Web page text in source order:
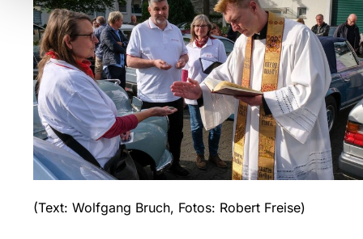
(Text: Wolfgang Bruch, Fotos: Robert Freise)